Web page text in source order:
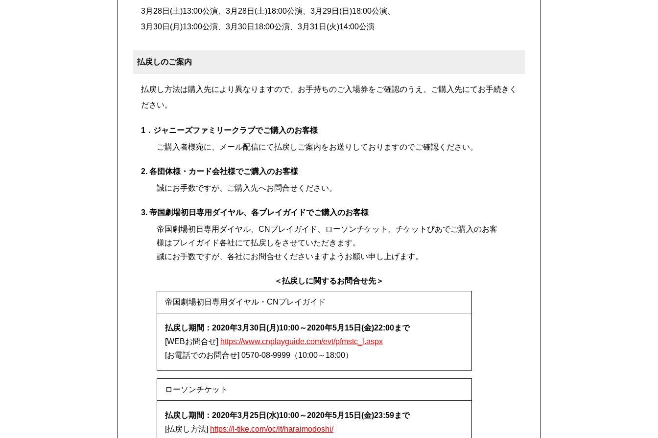
3月28日(土)13:00公演、3月28日(土)18:00公演、3月29日(日)18:00公演、
3月30日(月)13:00公演、3月30日18:00公演、3月31日(火)14:00公演
払戻しのご案内
払戻し方法は購入先により異なりますので、お手持ちのご入場券をご確認のうえ、ご購入先にてお手続きく
ださい。
1．ジャニーズファミリークラブでご購入のお客様
ご購入者様宛に、メール配信にて払戻しご案内をお送りしておりますのでご確認ください。
2. 各団体様・カード会社様でご購入のお客様
誠にお手数ですが、ご購入先へお問合せください。
3. 帝国劇場初日専用ダイヤル、各プレイガイドでご購入のお客様
帝国劇場初日専用ダイヤル、CNプレイガイド、ローソンチケット、チケットぴあでご購入のお客
様はプレイガイド各社にて払戻しをさせていただきます。
誠にお手数ですが、各社にお問合せくださいますようお願い申し上げます。
＜払戻しに関するお問合せ先＞
帝国劇場初日専用ダイヤル・CNプレイガイド
払戻し期間：2020年3月30日(月)10:00～2020年5月15日(金)22:00まで
[WEBお問合せ] https://www.cnplayguide.com/evt/pfmstc_l.aspx
[お電話でのお問合せ] 0570-08-9999（10:00～18:00）
ローソンチケット
払戻し期間：2020年3月25日(水)10:00～2020年5月15日(金)23:59まで
[払戻し方法] https://l-tike.com/oc/lt/haraimodoshi/